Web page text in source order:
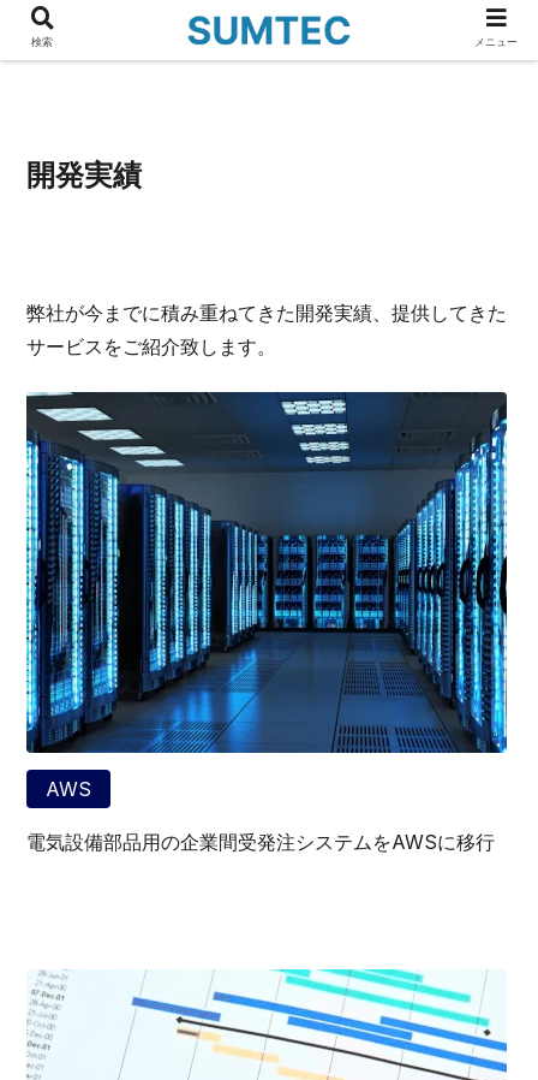
開発実績
弊社が今までに積み重ねてきた開発実績、提供してきた
サービスをご紹介致します。
AWS
電気設備部品用の企業間受発注システムをAWSに移行
メニュー
検索